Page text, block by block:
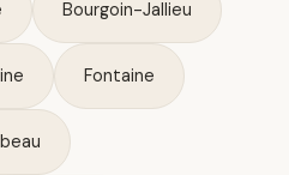
Bourgoin-Jallieu
Fontaine